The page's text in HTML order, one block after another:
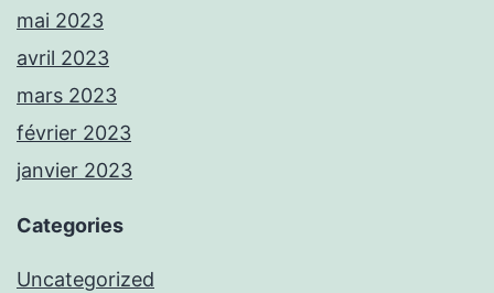
mai 2023
avril 2023
mars 2023
février 2023
janvier 2023
Categories
Uncategorized